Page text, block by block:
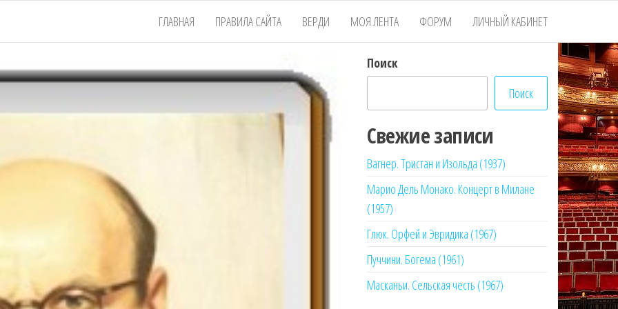
ГЛАВНАЯ ПРАВИЛА САЙТА ВЕРДИ МОЯ ЛЕНТА ФОРУМ ЛИЧНЫЙ КАБИНЕТ
Поиск
Поиск
Свежие записи
Вагнер. Тристан и Изольда (1937)
Марио Дель Монако. Концерт в Милане
(1957)
Глюк. Орфей и Эвридика (1967)
Пуччини. Богема (1961)
Масканьи. Сельская честь (1967)